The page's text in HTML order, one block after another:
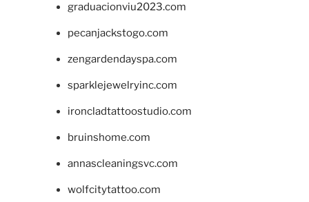
graduacionviu2023.com
pecanjackstogo.com
zengardendayspa.com
sparklejewelryinc.com
ironcladtattoostudio.com
bruinshome.com
annascleaningsvc.com
wolfcitytattoo.com